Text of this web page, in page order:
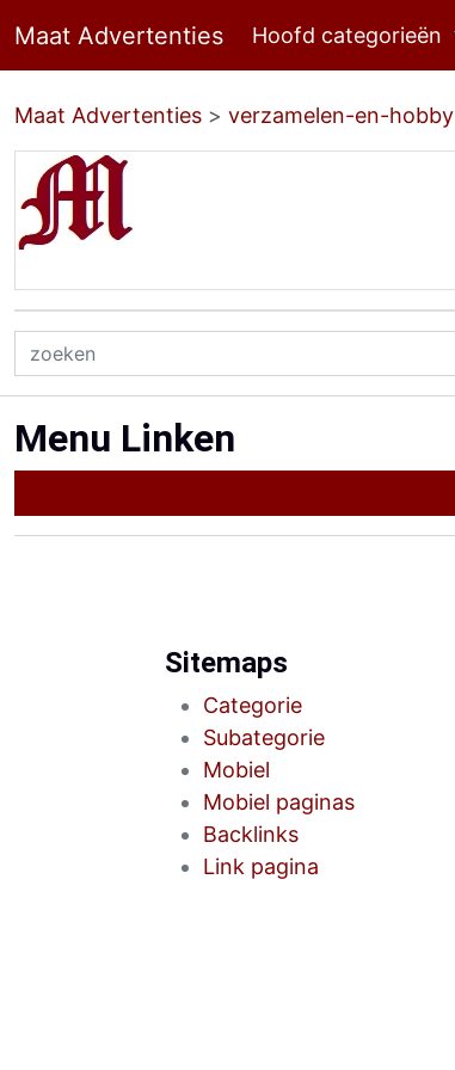
Maat Advertenties Hoofd categorieën
Maat Advertenties > verzamelen-en-hobby
Menu Linken
Sitemaps
Categorie
Subategorie
Mobiel
Mobiel paginas
Backlinks
Link pagina